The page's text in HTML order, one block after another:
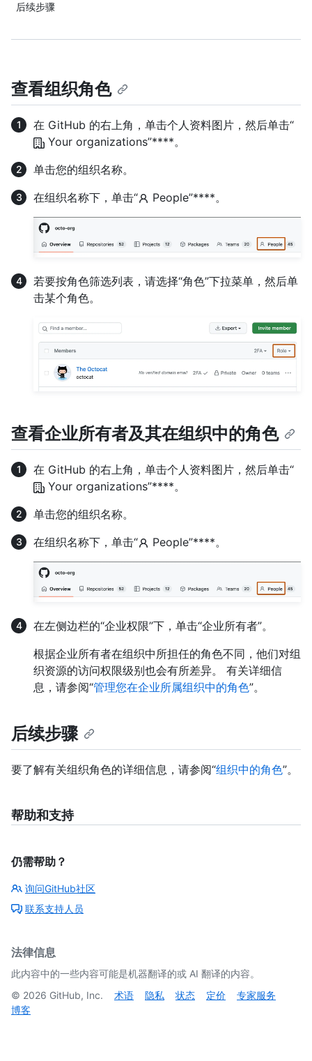
后续步骤
查看组织角色
在 GitHub 的右上角，单击个人资料图片，然后单击“
Your organizations”****。
单击您的组织名称。
在组织名称下，单击“
People”****。
若要按角色筛选列表，请选择“角色”下拉菜单，然后单
击某个角色。
查看企业所有者及其在组织中的角色
在 GitHub 的右上角，单击个人资料图片，然后单击“
Your organizations”****。
单击您的组织名称。
在组织名称下，单击“
People”****。
在左侧边栏的“企业权限”下，单击“企业所有者”。
根据企业所有者在组织中所担任的角色不同，他们对组
织资源的访问权限级别也会有所差异。 有关详细信
息，请参阅“管理您在企业所属组织中的角色”。
后续步骤
要了解有关组织角色的详细信息，请参阅“组织中的角色”。
帮助和支持
仍需帮助？
询问GitHub社区
联系支持人员
法律信息
此内容中的一些内容可能是机器翻译的或 AI 翻译的内容。
© 2026 GitHub, Inc. 术语 隐私 状态 定价
专家服务
博客